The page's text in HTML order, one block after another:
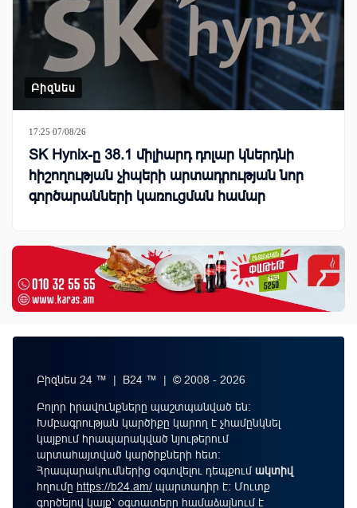
Բիզնես
17:25 07/08/26
SK Hynix-ը 38.1 միլիարդ դոլար կներդնի
հիշողության չիպերի արտադրության նոր
գործարանների կառուցման համար
Բիզնես 24 ™ | B24 ™ | © 2008 - 2026
Բոլոր իրավունքները պաշտպանված են:
Խմբագրության կարծիքը կարող է չհամընկնել
կայքում հրապարակված նյութերում
արտահայտված կարծիքների հետ:
Հրապարակումներից օգտվելու դեպքումակտիվ
հղումը https://b24.am/ պարտադիր է: Մուտք
գործելով կայք՝ օգտատերը համաձայնում է